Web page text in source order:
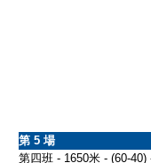
第 5 場
第四班 - 1650米 - (60-